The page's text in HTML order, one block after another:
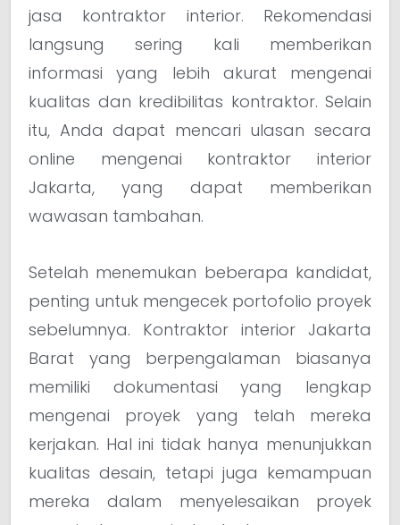
jasa kontraktor interior. Rekomendasi
langsung sering kali memberikan
informasi yang lebih akurat mengenai
kualitas dan kredibilitas kontraktor. Selain
itu, Anda dapat mencari ulasan secara
online mengenai kontraktor interior
Jakarta, yang dapat memberikan
wawasan tambahan.
Setelah menemukan beberapa kandidat,
penting untuk mengecek portofolio proyek
sebelumnya. Kontraktor interior Jakarta
Barat yang berpengalaman biasanya
memiliki dokumentasi yang lengkap
mengenai proyek yang telah mereka
kerjakan. Hal ini tidak hanya menunjukkan
kualitas desain, tetapi juga kemampuan
mereka dalam menyelesaikan proyek